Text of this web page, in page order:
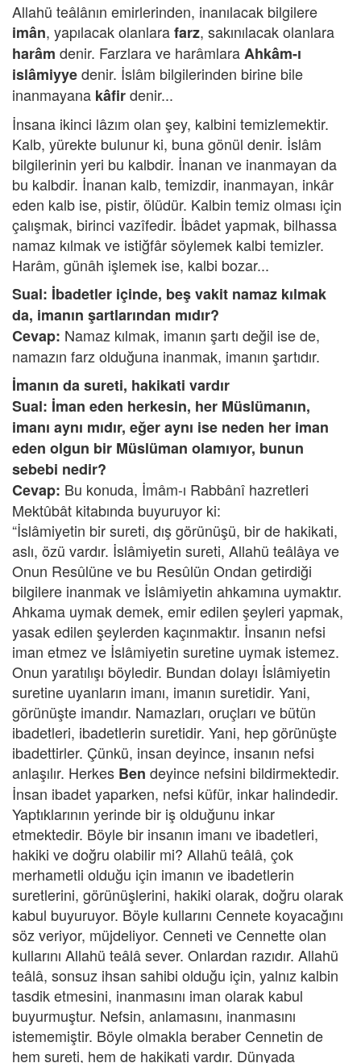
Allahü teâlânın emirlerinden, inanılacak bilgilere
imân, yapılacak olanlarafarz, sakınılacak olanlara
harâm denir. Farzlara ve harâmlaraAhkâm-ı
islâmiyyedenir. İslâm bilgilerinden birine bile
inanmayana kâfirdenir...
İnsana ikinci lâzım olan şey, kalbini temizlemektir.
Kalb, yürekte bulunur ki, buna gönül denir. İslâm
bilgilerinin yeri bu kalbdir. İnanan ve inanmayan da
bu kalbdir. İnanan kalb, temizdir, inanmayan, inkâr
eden kalb ise, pistir, ölüdür. Kalbin temiz olması için
çalışmak, birinci vazîfedir. İbâdet yapmak, bilhassa
namaz kılmak ve istiğfâr söylemek kalbi temizler.
Harâm, günâh işlemek ise, kalbi bozar...
Sual: İbadetler içinde, beş vakit namaz kılmak
da, imanın şartlarından mıdır?
Cevap: Namaz kılmak, imanın şartı değil ise de,
namazın farz olduğuna inanmak, imanın şartıdır.
İmanın da sureti, hakikati vardır
Sual: İman eden herkesin, her Müslümanın,
imanı aynı mıdır, eğer aynı ise neden her iman
eden olgun bir Müslüman olamıyor, bunun
sebebi nedir?
Cevap: Bu konuda, İmâm-ı Rabbânî hazretleri
Mektûbât kitabında buyuruyor ki:
“İslâmiyetin bir sureti, dış görünüşü, bir de hakikati,
aslı, özü vardır. İslâmiyetin sureti, Allahü teâlâya ve
Onun Resûlüne ve bu Resûlün Ondan getirdiği
bilgilere inanmak ve İslâmiyetin ahkamına uymaktır.
Ahkama uymak demek, emir edilen şeyleri yapmak,
yasak edilen şeylerden kaçınmaktır. İnsanın nefsi
iman etmez ve İslâmiyetin suretine uymak istemez.
Onun yaratılışı böyledir. Bundan dolayı İslâmiyetin
suretine uyanların imanı, imanın suretidir. Yani,
görünüşte imandır. Namazları, oruçları ve bütün
ibadetleri, ibadetlerin suretidir. Yani, hep görünüşte
ibadettirler. Çünkü, insan deyince, insanın nefsi
anlaşılır. Herkes Ben deyince nefsini bildirmektedir.
İnsan ibadet yaparken, nefsi küfür, inkar halindedir.
Yaptıklarının yerinde bir iş olduğunu inkar
etmektedir. Böyle bir insanın imanı ve ibadetleri,
hakiki ve doğru olabilir mi? Allahü teâlâ, çok
merhametli olduğu için imanın ve ibadetlerin
suretlerini, görünüşlerini, hakiki olarak, doğru olarak
kabul buyuruyor. Böyle kullarını Cennete koyacağını
söz veriyor, müjdeliyor. Cenneti ve Cennette olan
kullarını Allahü teâlâ sever. Onlardan razıdır. Allahü
teâlâ, sonsuz ihsan sahibi olduğu için, yalnız kalbin
tasdik etmesini, inanmasını iman olarak kabul
buyurmuştur. Nefsin, anlamasını, inanmasını
istememiştir. Böyle olmakla beraber Cennetin de
hem sureti, hem de hakikati vardır. Dünyada